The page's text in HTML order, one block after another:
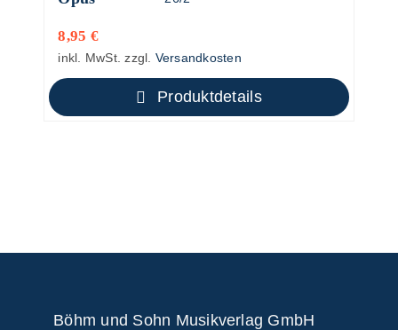
8,95 €
inkl. MwSt. zzgl. Versandkosten
Produktdetails
Böhm und Sohn Musikverlag GmbH